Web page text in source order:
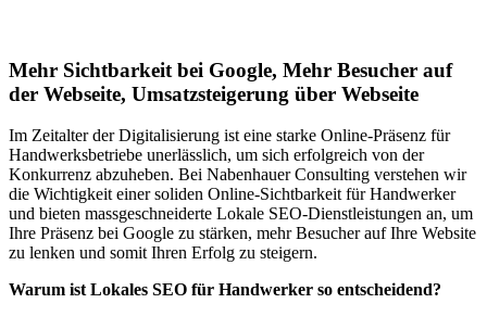
Mehr Sichtbarkeit bei Google, Mehr Besucher auf
der Webseite, Umsatzsteigerung über Webseite
Im Zeitalter der Digitalisierung ist eine starke Online-Präsenz für
Handwerksbetriebe unerlässlich, um sich erfolgreich von der
Konkurrenz abzuheben. Bei Nabenhauer Consulting verstehen wir
die Wichtigkeit einer soliden Online-Sichtbarkeit für Handwerker
und bieten massgeschneiderte Lokale SEO-Dienstleistungen an, um
Ihre Präsenz bei Google zu stärken, mehr Besucher auf Ihre Website
zu lenken und somit Ihren Erfolg zu steigern.
Warum ist Lokales SEO für Handwerker so entscheidend?